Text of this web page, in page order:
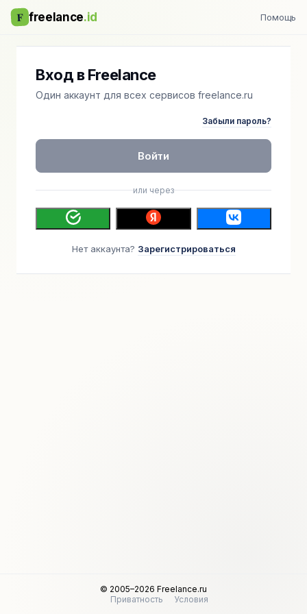
F freelance.id Помощь
Вход в Freelance
Один аккаунт для всех сервисов freelance.ru
Забыли пароль?
Войти
или через
Нет аккаунта? Зарегистрироваться
© 2005–2026 Freelance.ru
Приватность
Условия